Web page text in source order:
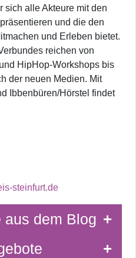
sich alle Akteure mit den
und die den
und Erleben bietet.
reichen von
HipHop-Workshops bis
der neuen Medien. Mit
Ibbenbüren/Hörstel findet
steinfurt.de
aus dem Blog